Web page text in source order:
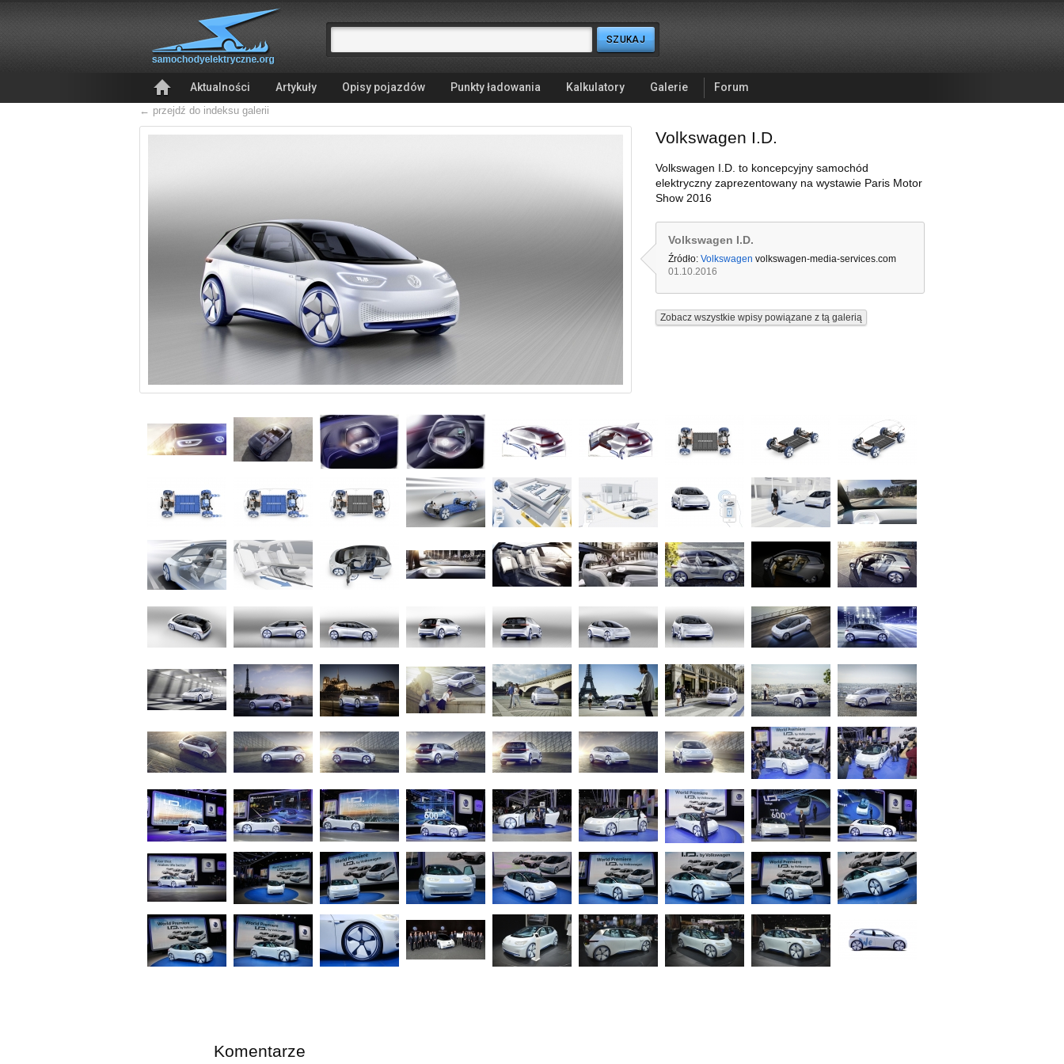
Aktualności Artykuły Opisy pojazdów Punkty ładowania Kalkulatory Galerie Forum
← przejdź do indeksu galerii
Volkswagen I.D.
Volkswagen I.D. to koncepcyjny samochód
elektryczny zaprezentowany na wystawie Paris Motor
Show 2016
Volkswagen I.D.
Źródło: Volkswagen volkswagen-media-services.com
01.10.2016
Zobacz wszystkie wpisy powiązane z tą galerią
Komentarze